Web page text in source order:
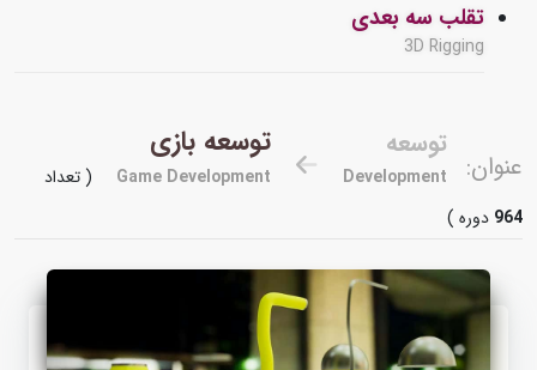
تقلب سه بعدی
3D Rigging
عنوان:
توسعه
Development
توسعه بازی
Game Development
( تعداد
964دوره )